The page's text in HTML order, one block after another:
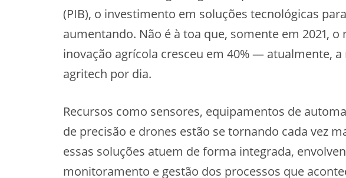
(PIB), o investimento em soluções tecnológicas
aumentando. Não é à toa que, somente em 2021,
inovação agrícola cresceu em 40% — atualmente,
agritech por dia.
Recursos como sensores, equipamentos de
de precisão e drones estão se tornando cada vez
essas soluções atuem de forma integrada,
monitoramento e gestão dos processos que